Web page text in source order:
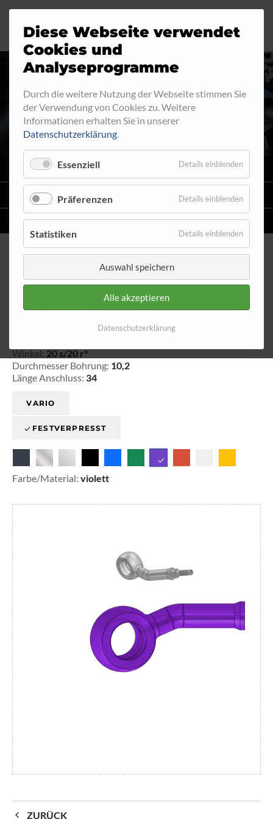
RINGFITTING 022
VARIO
STAHLFLEX -LEITUNGSKITS FÜR MOTORRÄDER
EINZELLEITUNGENNACH MASS
Ringfitting 022 Ø 10,2
Winkel: 20 s/20 r°
Durchmesser Bohrung: 10,2
Länge Anschluss: 34
VARIO
FESTVERPRESST
Farbe/Material: violett
ZURÜCK
Diese Webseite verwendet
Cookies und
Analyseprogramme
Durch die weitere Nutzung der Webseite stimmen Sie
der Verwendung von Cookies zu. Weitere
Informationen erhalten Sie in unserer
Datenschutzerklärung.
Essenziell Details einblenden
Präferenzen Details einblenden
Statistiken Details einblenden
Auswahl speichern
Alle akzeptieren
Datenschutzerklärung
Motorrad
Industrie
Automobil
Fahrrad
Ringfitting
Aussengewinde
Innengewinde
Hohlschrauben
Verteiler
Katalog
Jobs